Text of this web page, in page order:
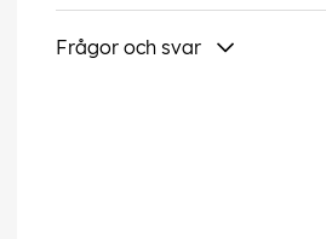
Frågor och svar